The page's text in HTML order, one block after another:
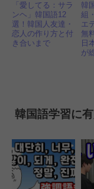
「愛してる：サラ
ンヘ」韓国語12
選！韓国人友達・
恋人の作り方と付
き合いまで
韓
組
エ
無
日
が
韓国語学習に